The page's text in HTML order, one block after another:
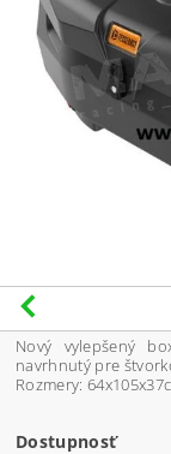
Nový vylepšený
navrhnutý pre
Rozmery:
Dostupnosť